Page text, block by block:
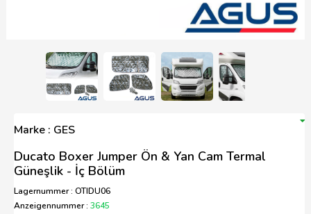
Marke : GES
Ducato Boxer Jumper Ön & Yan Cam Termal
Güneşlik - İç Bölüm
Lagernummer : OTIDU06
Anzeigennummer : 3645